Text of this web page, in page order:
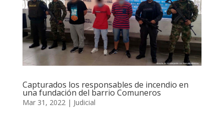
Capturados los responsables de incendio en
una fundación del barrio Comuneros
Mar 31, 2022| Judicial